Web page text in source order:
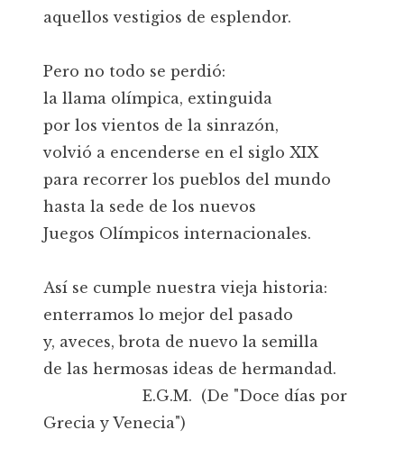
aquellos vestigios de esplendor.
Pero no todo se perdió:
la llama olímpica, extinguida
por los vientos de la sinrazón,
volvió a encenderse en el siglo XIX
para recorrer los pueblos del mundo
hasta la sede de los nuevos
Juegos Olímpicos internacionales.
Así se cumple nuestra vieja historia:
enterramos lo mejor del pasado
y, aveces, brota de nuevo la semilla
de las hermosas ideas de hermandad.
E.G.M. (De "Doce días por
Grecia y Venecia")